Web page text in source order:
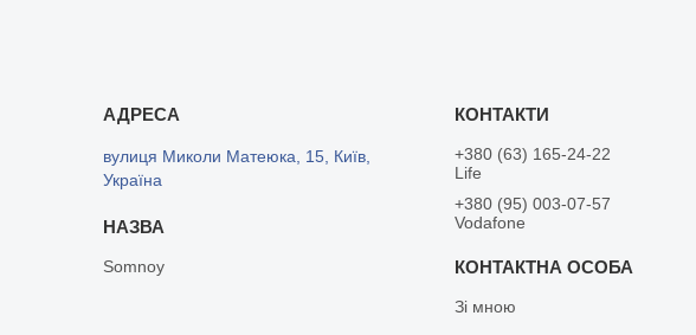
вулиця Миколи Матеюка, 15, Київ,
Україна
Somnoy
+380 (63) 165-24-22
Life
+380 (95) 003-07-57
Vodafone
Зі мною